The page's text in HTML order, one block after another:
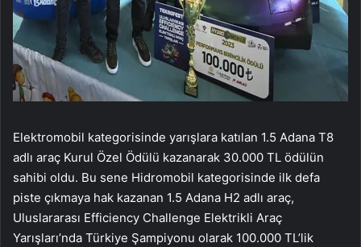
Elektromobil kategorisinde yarışlara katılan 1.5 Adana T8
adlı araç Kurul Özel Ödülü kazanarak 30.000 TL ödülün
sahibi oldu. Bu sene Hidromobil kategorisinde ilk defa
piste çıkmaya hak kazanan 1.5 Adana H2 adlı araç,
Uluslararası Efficiency Challenge Elektrikli Araç
Yarışları’nda Türkiye Şampiyonu olarak 100.000 TL’lik